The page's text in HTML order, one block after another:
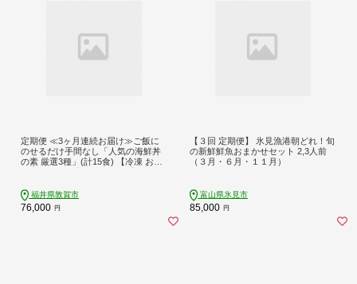
定期便 ≪3ヶ月連続お届け≫ご飯に
のせるだけ手間なし「人気の海鮮丼
の素 厳選3種」(計15食) 【冷凍 お取
福井県敦賀市
76,000 円
【３回 定期便】 氷見漁港朝どれ！旬
の新鮮鮮魚おまかせセット 2,3人前
（３月・６月・１１月）
富山県氷見市
85,000 円